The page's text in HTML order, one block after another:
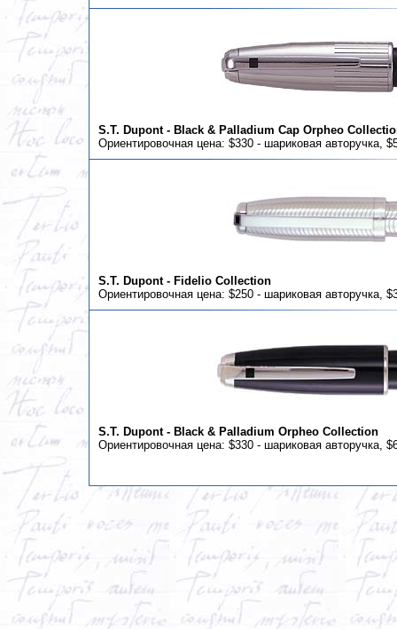
S.T. Dupont - Black & Palladium Cap Orpheo
Ориентировочная цена: $330 - шариковая авторучка,
S.T. Dupont - Fidelio Collection
Ориентировочная цена: $250 - шариковая авторучка,
S.T. Dupont - Black & Palladium Orpheo Collection
Ориентировочная цена: $330 - шариковая авторучка,